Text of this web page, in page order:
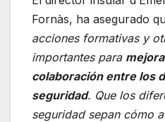
Fornàs, ha asegurado
acciones formativas y
importantes para
colaboración entre los
seguridad. Que los
seguridad sepan cómo